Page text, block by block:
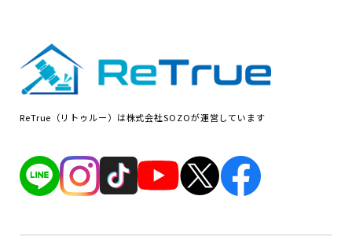
ReTrue（リトゥルー）は株式会社SOZOが運営しています